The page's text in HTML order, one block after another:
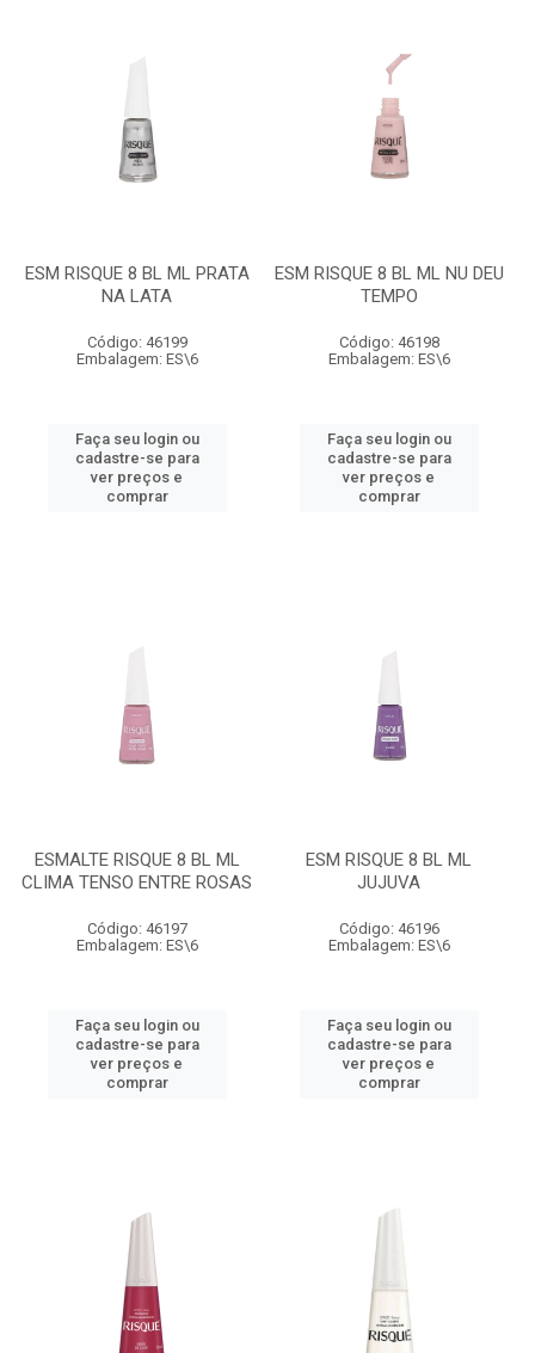
ESM RISQUE 8 BL ML PRATA
NA LATA
Código: 46199
Embalagem: ES\6
Faça seu login ou
cadastre-se para
ver preços e
comprar
ESM RISQUE 8 BL ML NU DEU
TEMPO
Código: 46198
Embalagem: ES\6
Faça seu login ou
cadastre-se para
ver preços e
comprar
ESMALTE RISQUE 8 BL ML
CLIMA TENSO ENTRE ROSAS
Código: 46197
Embalagem: ES\6
Faça seu login ou
cadastre-se para
ver preços e
comprar
ESM RISQUE 8 BL ML
JUJUVA
Código: 46196
Embalagem: ES\6
Faça seu login ou
cadastre-se para
ver preços e
comprar